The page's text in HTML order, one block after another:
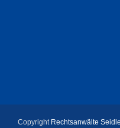
Copyright Rechtsanwälte